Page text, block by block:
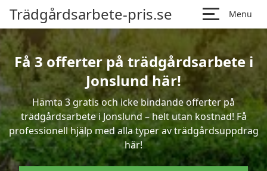
Trädgårdsarbete-pris.se Menu
Få 3 offerter på trädgårdsarbete i
Jonslund här!
Hämta 3 gratis och icke bindande offerter på
trädgårdsarbete i Jonslund – helt utan kostnad! Få
professionell hjälp med alla typer av trädgårdsuppdrag
här!